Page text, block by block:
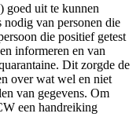
goed uit te kunnen
nodig van personen die
die positief getest
informeren en van
Dit zorgde de
over wat wel en niet
van gegevens. Om
een handreiking